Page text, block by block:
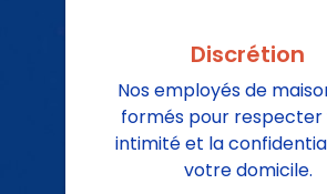
Discrétion
Nos employés de
formés pour
intimité et la
votre domicile.